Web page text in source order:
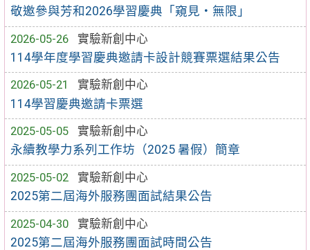
敬邀參與芳和2026學習慶典「窺見‧無限」
2026-05-26
實驗新創中心
114學年度學習慶典邀請卡設計競賽票選結果公告
2026-05-21
實驗新創中心
114學習慶典邀請卡票選
2025-05-05
實驗新創中心
永續教學力系列工作坊（2025 暑假）簡章
2025-05-02
實驗新創中心
2025第二屆海外服務團面試結果公告
2025-04-30
實驗新創中心
2025第二屆海外服務團面試時間公告